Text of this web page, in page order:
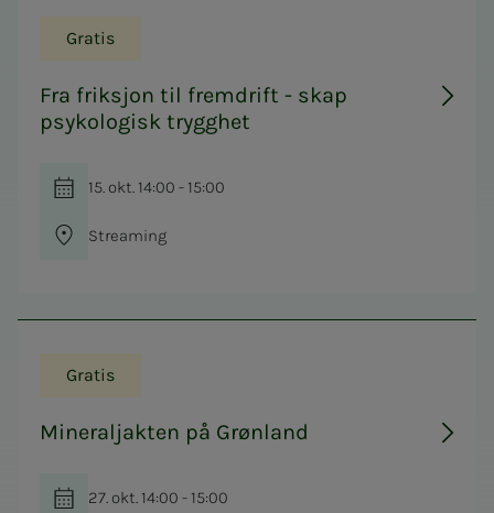
Gratis
Fra friksjon til fremdrift - skap
psykologisk trygghet
15. okt. 14:00 - 15:00
Streaming
Gratis
Mineraljakten på Grønland
27. okt. 14:00 - 15:00